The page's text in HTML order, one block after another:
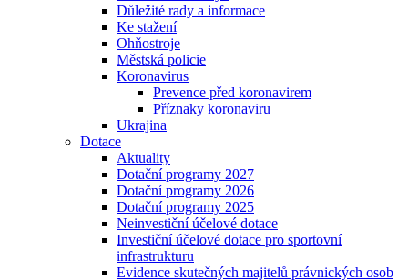
Důležité rady a informace
Ke stažení
Ohňostroje
Městská policie
Koronavirus
Prevence před koronavirem
Příznaky koronaviru
Ukrajina
Dotace
Aktuality
Dotační programy 2027
Dotační programy 2026
Dotační programy 2025
Neinvestiční účelové dotace
Investiční účelové dotace pro sportovní
infrastrukturu
Evidence skutečných majitelů právnických osob